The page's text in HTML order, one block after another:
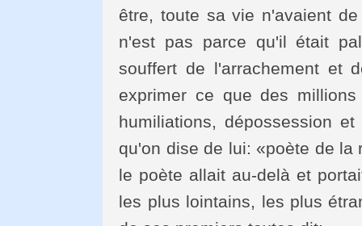
être, toute sa vie n'avaient
n'est pas parce qu'il était
souffert de l'arrachement et
exprimer ce que des
humiliations, dépossession
qu'on dise de lui: «poète de
le poète allait au-delà et
les plus lointains, les plus